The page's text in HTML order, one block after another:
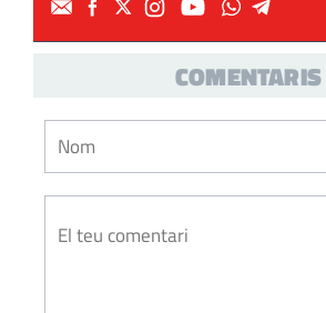
COMENTARIS